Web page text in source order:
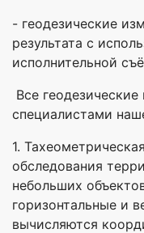
- геодезические
результата с
исполнительной
Все
специалистами
1.
обследования
небольших
горизонтальные и
вычисляются